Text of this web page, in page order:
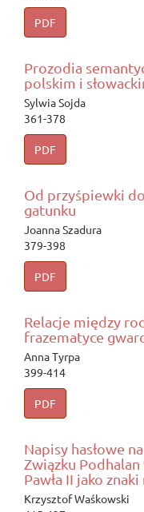
PDF
Prozodia
polskim i
Sylwia Sojda
361-378
PDF
Od przyśpiewki
gatunku
Joanna Szadura
379-398
PDF
Relacje między
frazematyce
Anna Tyrpa
399-414
PDF
Napisy hasłowe
Związku
Pawła II jako
Krzysztof Waśkowski